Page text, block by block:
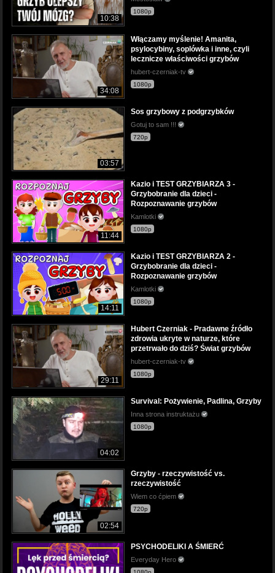
10:38
1080p
34:08
Włączamy myślenie! Amanita,
psylocybiny, soplówka i inne, czyli
lecznicze właściwości grzybów
hubert-czerniak-tv
1080p
03:57
Sos grzybowy z podgrzybków
Gotuj to sam !!!
720p
11:44
Kazio i TEST GRZYBIARZA 3 -
Grzybobranie dla dzieci -
Rozpoznawanie grzybów
Kamlotki
1080p
14:11
Kazio i TEST GRZYBIARZA 2 -
Grzybobranie dla dzieci -
Rozpoznawanie grzybów
Kamlotki
1080p
29:11
Hubert Czerniak - Pradawne źródło
zdrowia ukryte w naturze, które
przetrwało do dziś? Świat grzybów
hubert-czerniak-tv
1080p
04:02
Survival: Pożywienie, Padlina, Grzyby
Inna strona instruktażu
1080p
02:54
Grzyby - rzeczywistość vs.
rzeczywistość
Wiem co ćpiem
720p
PSYCHODELIKI A ŚMIERĆ
Everyday Hero